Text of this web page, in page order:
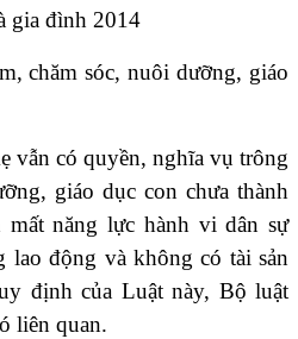
gia đình 2014
chăm sóc, nuôi dưỡng, giáo
vẫn có quyền, nghĩa vụ trông
giáo dục con chưa thành
mất năng lực hành vi dân sự
lao động và không có tài sản
định của Luật này, Bộ luật
liên quan.